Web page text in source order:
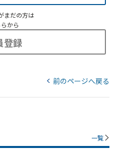
まだの方は
から
登録
前のページへ戻る
一覧